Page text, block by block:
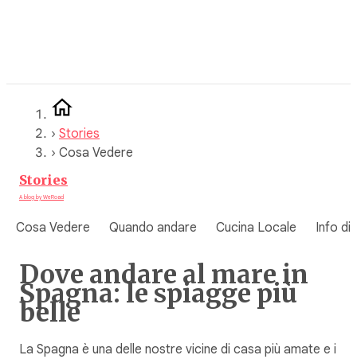
› Stories
› Cosa Vedere
Stories
A blog by WeRoad
Cosa Vedere Quando andare Cucina Locale Info di
Dove andare al mare in
Spagna: le spiagge più
belle
La Spagna è una delle nostre vicine di casa più amate e i